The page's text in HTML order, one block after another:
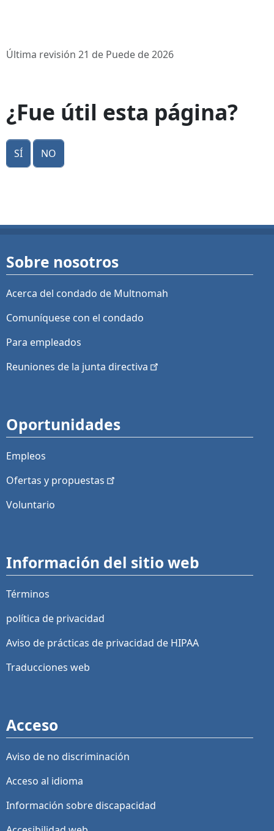
Última revisión 21 de Puede de 2026
¿Fue útil esta página?
Sí No
Sobre nosotros
Acerca del condado de Multnomah
Comuníquese con el condado
Para empleados
Reuniones de la junta directiva
Oportunidades
Empleos
Ofertas y propuestas
Voluntario
Información del sitio web
Términos
política de privacidad
Aviso de prácticas de privacidad de HIPAA
Traducciones web
Acceso
Aviso de no discriminación
Acceso al idioma
Información sobre discapacidad